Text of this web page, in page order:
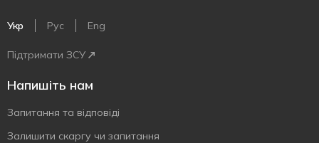
Укр Рус Eng
Підтримати ЗСУ
Напишіть нам
Запитання та відповіді
Залишити скаргу чи запитання